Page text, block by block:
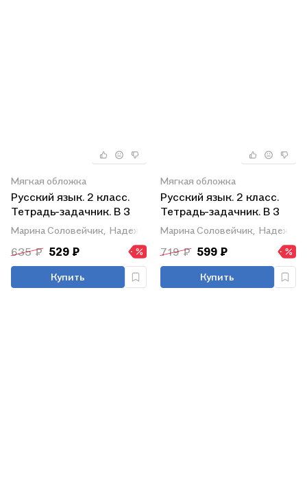
Мягкая обложка
Русский язык. 2 класс.
Тетрадь-задачник. В 3
частях. Часть 1
Марина Соловейчик, Надежда Кузьменко
635 ₽ 529 ₽
Купить
Мягкая обложка
Русский язык. 2 класс.
Тетрадь-задачник. В 3
частях. Часть 2
Марина Соловейчик, Надежда
719 ₽ 599 ₽
Купить